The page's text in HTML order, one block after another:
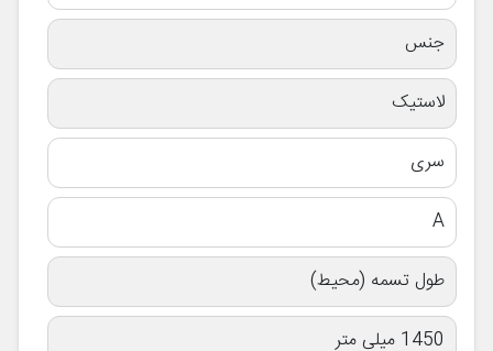
جنس
لاستیک
سری
A
طول تسمه (محیط)
1450 میلی متر